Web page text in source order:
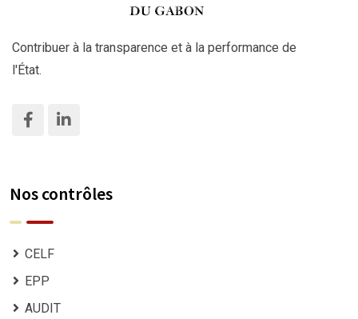
Contribuer à la transparence et à la performance de
l'État.
Nos contrôles
CELF
EPP
AUDIT